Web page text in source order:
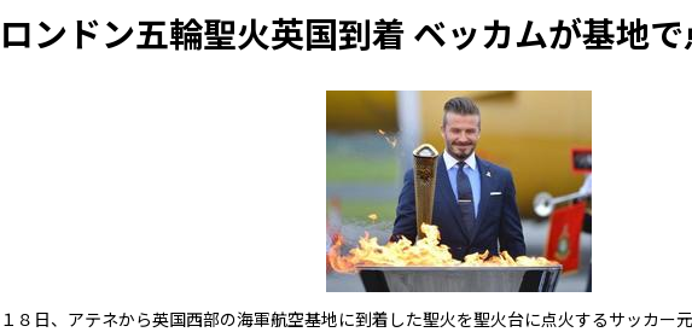
ロンドン五輪聖火英国到着 ベッカムが基地
１８日、アテネから英国西部の海軍航空基地に到着した聖火を聖火台に点火するサッカー